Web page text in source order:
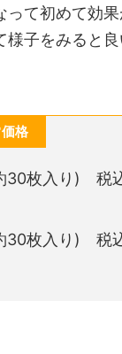
て初めて効果
子をみると良
格
30枚入り) 税
30枚入り) 税